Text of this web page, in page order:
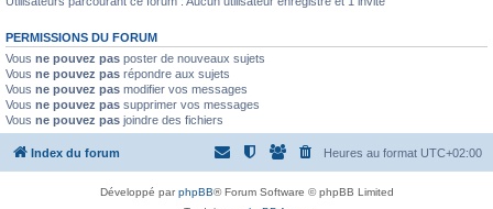
PERMISSIONS DU FORUM
Vous ne pouvez pas poster de nouveaux sujets
Vous ne pouvez pas répondre aux sujets
Vous ne pouvez pas modifier vos messages
Vous ne pouvez pas supprimer vos messages
Vous ne pouvez pas joindre des fichiers
Index du forum Heures au format UTC+02:00
Développé parphpBB® Forum Software © phpBB Limited